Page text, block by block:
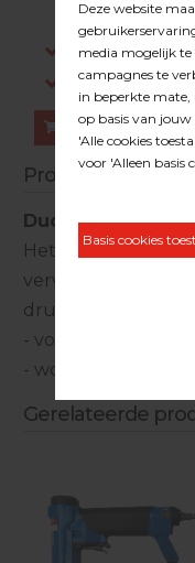
dezelfde
Gratis
Log in om
Bestellen
Duoline neusstuk
Het Duoline
vervaardigd
drukoppervlak te
- voorkomt spitse
- wordt gebruikt
Gerelateerde